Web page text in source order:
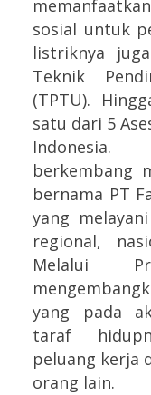
sosial untuk
listriknya
Teknik
(TPTU).
satu dari 5
berkembang
bernama PT
yang
regional,
Melalui
yang pada
taraf
peluang kerja
orang lain.